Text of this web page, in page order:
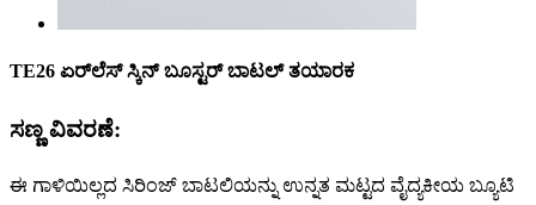
TE26 ಏರ್‌ಲೆಸ್ ಸ್ಕಿನ್ ಬೂಸ್ಟರ್ ಬಾಟಲ್ ತಯಾರಕ
ಸಣ್ಣ ವಿವರಣೆ:
ಈ ಗಾಳಿಯಿಲ್ಲದ ಸಿರಿಂಜ್ ಬಾಟಲಿಯನ್ನು ಉನ್ನತ ಮಟ್ಟದ ವೈದ್ಯಕೀಯ ಬ್ಯೂಟಿ